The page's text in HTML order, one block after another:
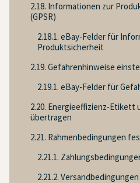
2.18. Informationen zur
(GPSR)
2.18.1. eBay-Felder für
Produktsicherheit
2.19. Gefahrenhinweise
2.19.1. eBay-Felder für
2.20. Energieeffizienz-
übertragen
2.21. Rahmenbedingungen
2.21.1.
2.21.2.